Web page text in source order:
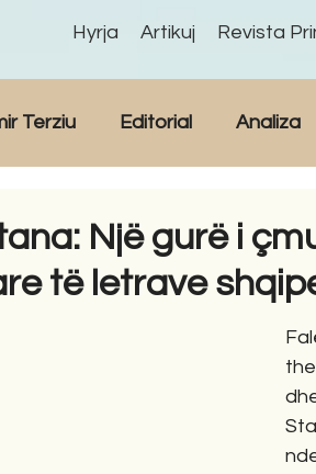
Hyrja Artikuj Revista
Terziu Editorial Analiza
Tregime Novela Romane
Një gurë i
të letrave